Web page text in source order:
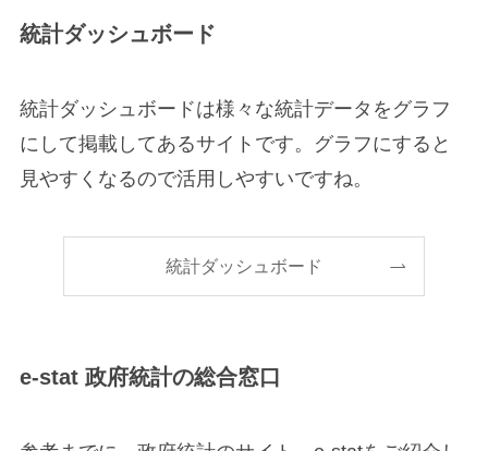
統計ダッシュボード
統計ダッシュボードは様々な統計データをグラフ
にして掲載してあるサイトです。グラフにすると
見やすくなるので活用しやすいですね。
統計ダッシュボード
e-stat 政府統計の総合窓口